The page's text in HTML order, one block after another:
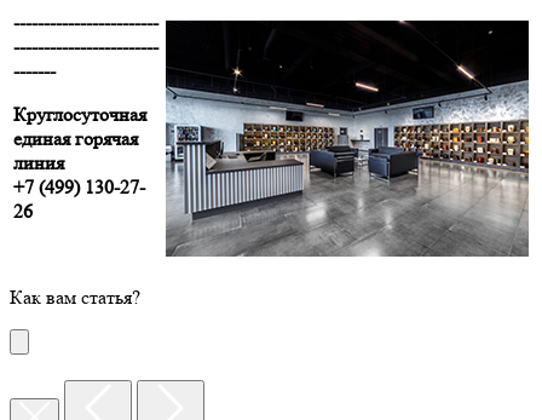
------------------------
------------------------
-------
Круглосуточная
единая горячая
линия
+7 (499) 130-27-
26
Как вам статья?